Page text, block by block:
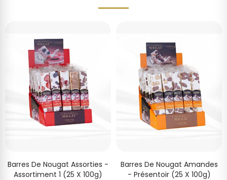
Barres De Nougat Assorties -
Assortiment 1 (25 X 100g)
Barres De Nougat Amandes
- Présentoir (25 X 100g)